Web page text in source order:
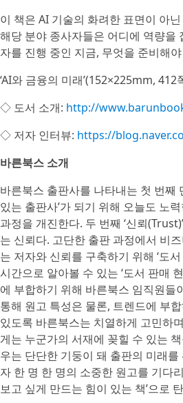
이 책은 AI 기술의 화려한 표면이 아
해당 분야 종사자들은 어디에 역량을
자를 진행 중인 지금, 무엇을 준비해
‘AI와 금융의 미래’(152×225mm,
◇ 도서 소개: http://
◇ 저자 인터뷰: https://
바른북스 소개
바른북스 출판사를 나타내는 첫 번째
있는 출판사’가 되기 위해 오늘도 노
과정을 개진한다. 두 번째 ‘신뢰
는 신뢰다. 고단한 출판 과정에서 비
는 저자와 신뢰를 구축하기 위해 ‘도
시간으로 알아볼 수 있는 ‘도서 판매
에 부합하기 위해 바른북스 임직원
통해 원고 특성은 물론, 트렌드에 부
있도록 바른북스는 치열하게 고민하
게는 누군가의 서재에 꽂힐 수 있는
우는 단단한 기둥이 돼 출판의 미래
자 한 명 한 명의 소중한 원고를 기다
보고 싶게 만드는 힘이 있는 책’으로